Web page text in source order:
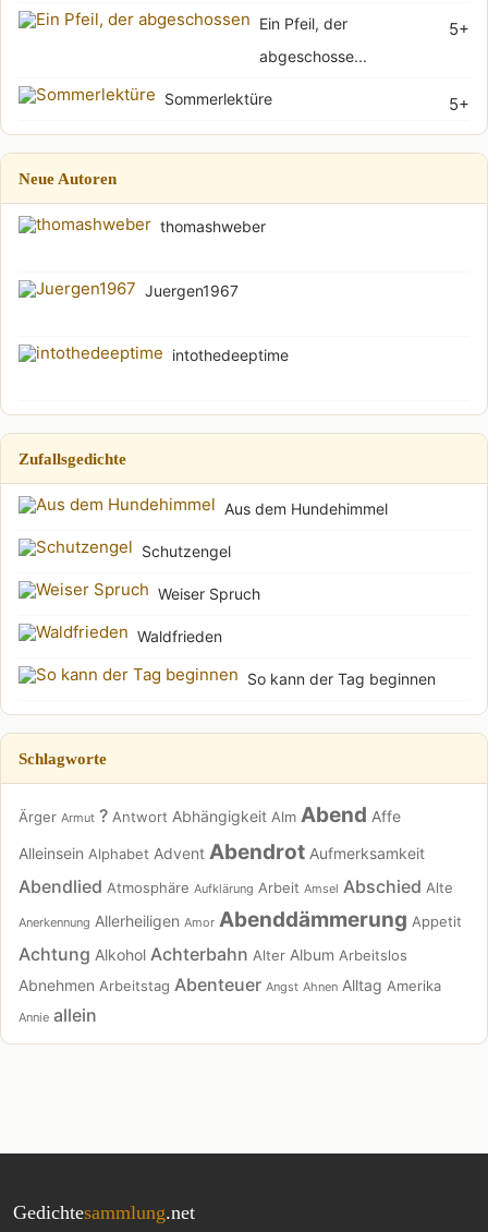
5+
Ein Pfeil, der
abgeschosse...
5+
Sommerlektüre
Neue Autoren
thomashweber
Juergen1967
intothedeeptime
Zufallsgedichte
Aus dem Hundehimmel
Schutzengel
Weiser Spruch
Waldfrieden
So kann der Tag beginnen
Schlagworte
Ärger Armut ? Antwort Abhängigkeit Alm Abend Affe
Alleinsein Alphabet Advent Abendrot Aufmerksamkeit
Abendlied Atmosphäre Aufklärung Arbeit Amsel Abschied Alte
Anerkennung Allerheiligen Amor Abenddämmerung Appetit
Achtung Alkohol Achterbahn Alter Album Arbeitslos
Abnehmen Arbeitstag Abenteuer Angst Ahnen Alltag Amerika
Annie allein
Gedichtesammlung.net